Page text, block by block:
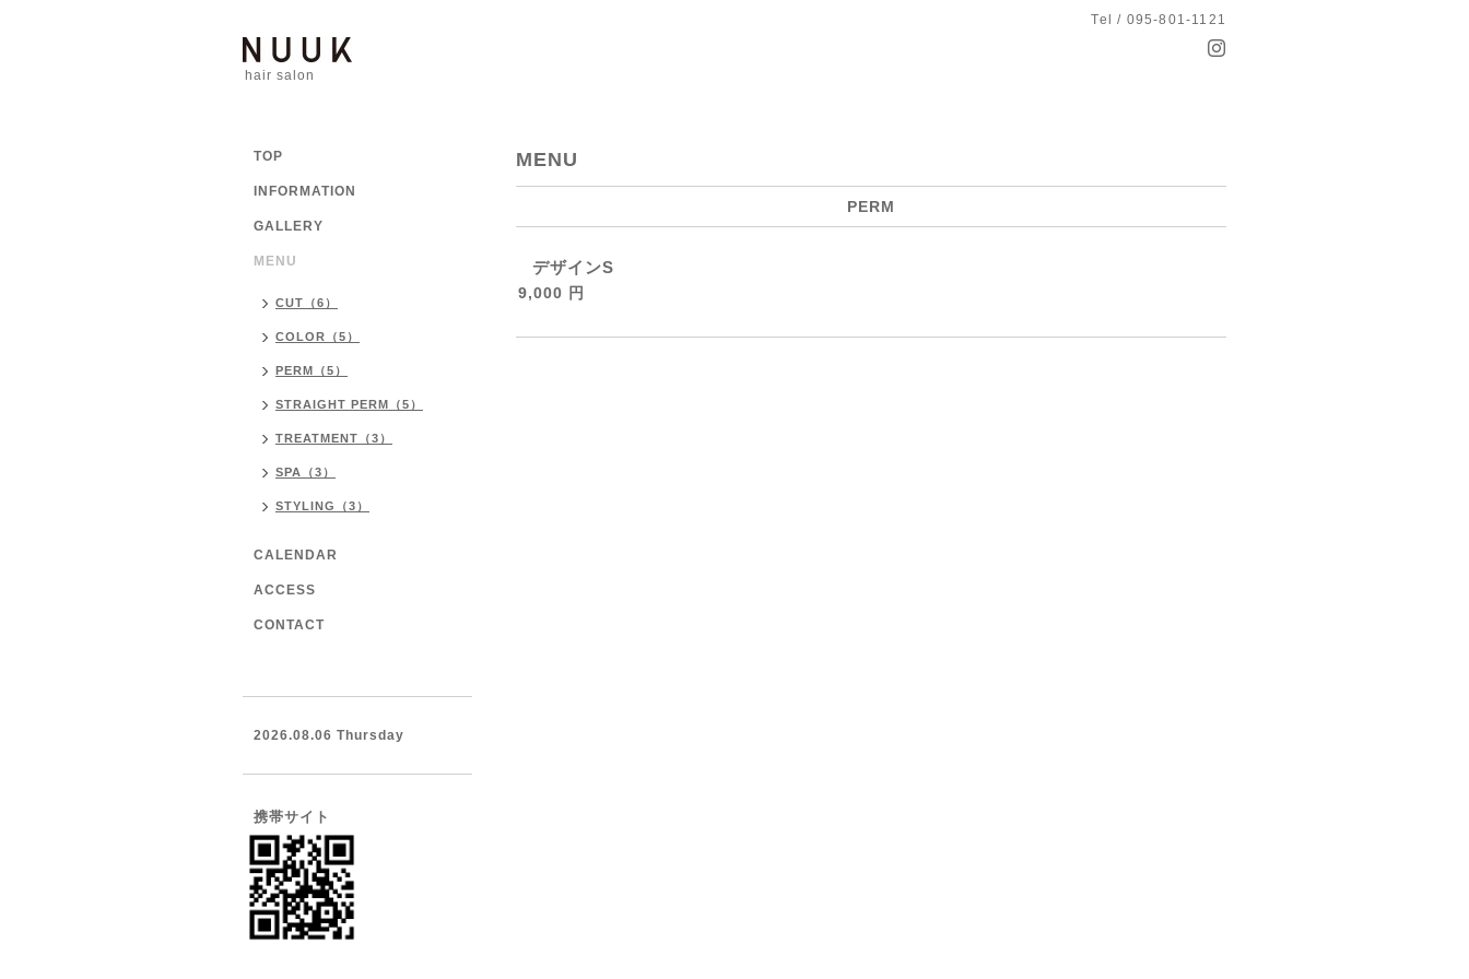
Tel / 095-801-1121
hair salon
MENU
PERM
デザインS
9,000 円
TOP
INFORMATION
GALLERY
MENU
CUT（6）
COLOR（5）
PERM（5）
STRAIGHT PERM（5）
TREATMENT（3）
SPA（3）
STYLING（3）
CALENDAR
ACCESS
CONTACT
2026.08.06 Thursday
携帯サイト